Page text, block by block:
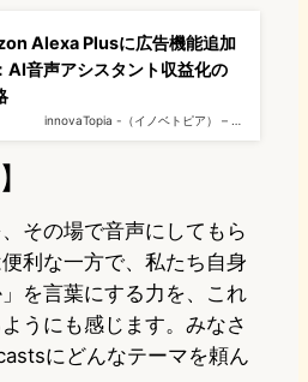
Alexa Plusに広告機能追加
AI音声アシスタント収益化の
innovaTopia -（イノベトピア） – …
、その場で音声にしてもら
利な一方で、私たち自身
を言葉にする力を、これ
うにも感じます。みなさ
にどんなテーマを頼ん